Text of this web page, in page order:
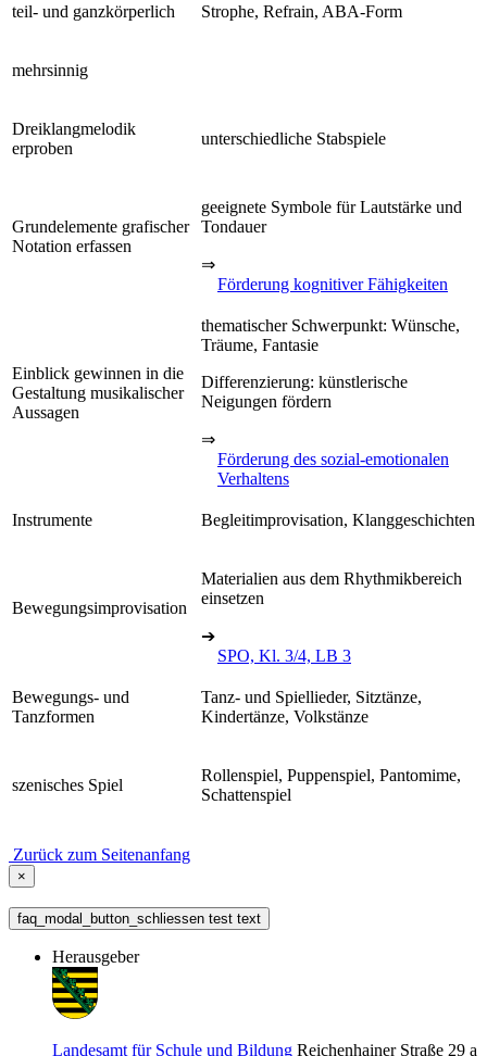
teil- und ganzkörperlich Strophe, Refrain, ABA-Form
mehrsinnig
Dreiklangmelodik
erproben
unterschiedliche Stabspiele
Grundelemente grafischer
Notation erfassen
geeignete Symbole für Lautstärke und
Tondauer
⇒
Förderung kognitiver Fähigkeiten
Einblick gewinnen in die
Gestaltung musikalischer
Aussagen
thematischer Schwerpunkt: Wünsche,
Träume, Fantasie
Differenzierung: künstlerische
Neigungen fördern
⇒
Förderung des sozial-emotionalen
Verhaltens
Instrumente Begleitimprovisation, Klanggeschichten
Bewegungsimprovisation
Materialien aus dem Rhythmikbereich
einsetzen
➔
SPO, Kl. 3/4, LB 3
Bewegungs- und
Tanzformen
Tanz- und Spiellieder, Sitztänze,
Kindertänze, Volkstänze
szenisches Spiel
Rollenspiel, Puppenspiel, Pantomime,
Schattenspiel
Zurück zum Seitenanfang
×
faq_modal_button_schliessen test text
Herausgeber
Landesamt für Schule und Bildung Reichenhainer Straße 29 a